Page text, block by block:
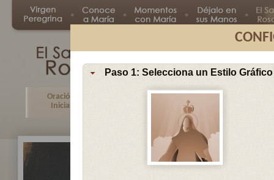
Paso 1: Selecciona un Estilo Gráfico
Oración
Inicial
Misterio